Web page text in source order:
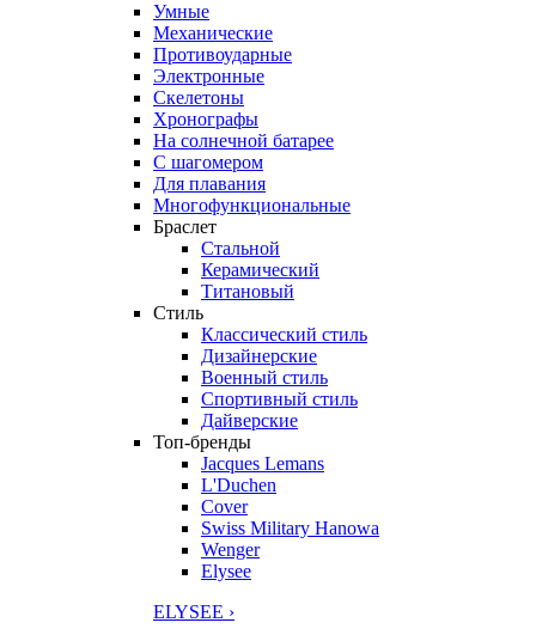
Умные
Механические
Противоударные
Электронные
Скелетоны
Хронографы
На солнечной батарее
С шагомером
Для плавания
Многофункциональные
Браслет
Стальной
Керамический
Титановый
Стиль
Классический стиль
Дизайнерские
Военный стиль
Спортивный стиль
Дайверские
Топ-бренды
Jacques Lemans
L'Duchen
Cover
Swiss Military Hanowa
Wenger
Elysee
ELYSEE ›